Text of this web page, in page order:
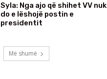
Syla: Nga ajo që shihet VV nuk
do e lëshojë postin e
presidentit
Më shumë